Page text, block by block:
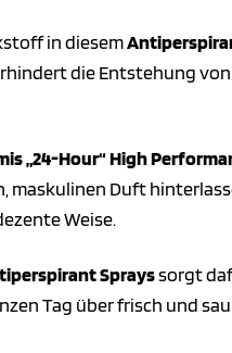
in diesem
die Entstehung
„24-Hour“ High
maskulinen Duft
Weise.
Sprayssorgt
Tag über frisch und